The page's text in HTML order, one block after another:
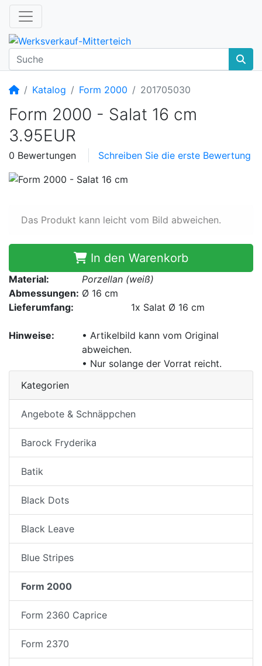
Startseite
Katalog Form 2000 201705030
Form 2000 - Salat 16 cm
3.95EUR
0 Bewertungen Schreiben Sie die erste Bewertung
Das Produkt kann leicht vom Bild abweichen.
In den Warenkorb
Material:
Porzellan (weiß)
Abmessungen: Ø 16 cm
Lieferumfang:
1x Salat Ø 16 cm
Hinweise:
• Artikelbild kann vom Original
abweichen.
• Nur solange der Vorrat reicht.
Kategorien
Angebote & Schnäppchen
Barock Fryderika
Batik
Black Dots
Black Leave
Blue Stripes
Form 2000
Form 2360 Caprice
Form 2370